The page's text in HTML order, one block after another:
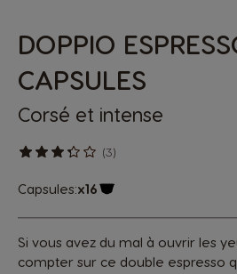
DOPPIO
CAPSULES
Corsé et intense
(3)
Capsules:x16
Si vous avez du mal à ouvrir les
compter sur ce double espresso